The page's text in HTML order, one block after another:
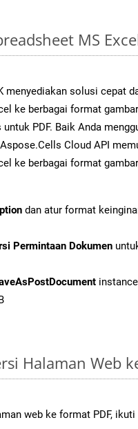
MS
menyediakan solusi cepat
ke berbagai format
PDF. Baik Anda
Cloud API
ke berbagai format
dan atur format
Permintaan Dokumen
Halaman Web
web ke format PDF,